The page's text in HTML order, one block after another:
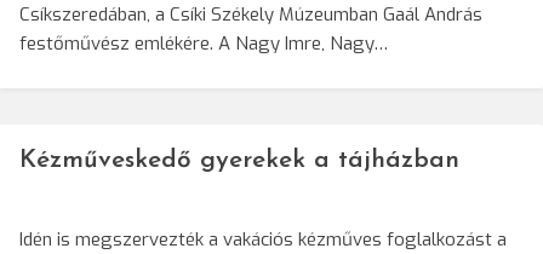
Csíkszeredában, a Csíki Székely Múzeumban Gaál András
festőművész emlékére. A Nagy Imre, Nagy…
Kézműveskedő gyerekek a tájházban
Idén is megszervezték a vakációs kézműves foglalkozást a